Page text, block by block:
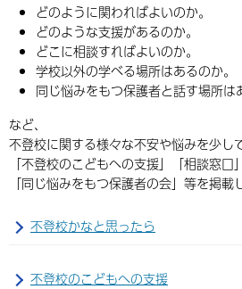
どのように関わればよいのか。
どのような支援があるのか。
どこに相談すればよいのか。
学校以外の学べる場所はあるのか。
同じ悩みをもつ保護者と話す場所は
など、
不登校に関する様々な不安や悩みを少し
「不登校のこどもへの支援」「相談窓口
「同じ悩みをもつ保護者の会」等を掲載
不登校かなと思ったら
不登校のこどもへの支援